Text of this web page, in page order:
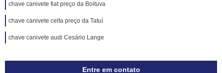
chave canivete fiat preço da Boituva
chave canivete celta preço da Tatuí
chave canivete audi Cesário Lange
Entre em contato